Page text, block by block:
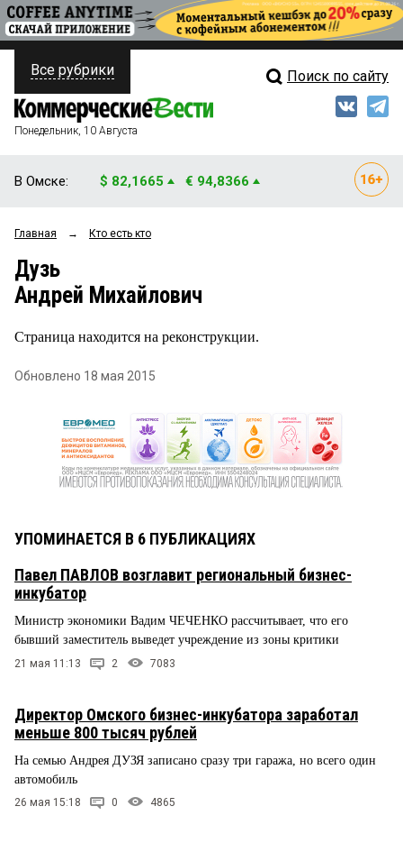
ПОЛИТИКА
ФИНАНСЫ
ОБЩЕСТВО
ЗАКОН
Свежий выпуск
Все рубрики Поиск по сайту
Понедельник, 10 Августа
В Омске: $ 82,1665 € 94,8366
Главная → Кто есть кто
Дузь
Андрей Михайлович
Страница находится на реконструкции.
Обновлено 18 мая 2015
УПОМИНАЕТСЯ В 6 ПУБЛИКАЦИЯХ
Павел ПАВЛОВ возглавит региональный бизнес-
инкубатор
Министр экономики Вадим ЧЕЧЕНКО рассчитывает, что его
бывший заместитель выведет учреждение из зоны критики
21 мая 11:13 2 7083
Директор Омского бизнес-инкубатора заработал
меньше 800 тысяч рублей
На семью Андрея ДУЗЯ записано сразу три гаража, но всего один
автомобиль
26 мая 15:18 0 4865